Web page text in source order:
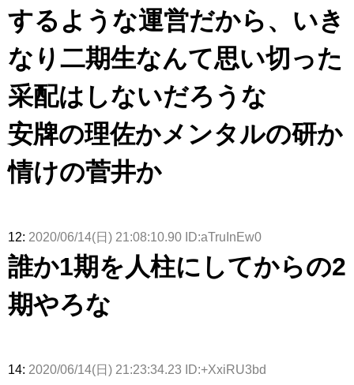
するような運営だから、いき
なり二期生なんて思い切った
采配はしないだろうな
安牌の理佐かメンタルの研か
情けの菅井か
12: 2020/06/14(日) 21:08:10.90 ID:aTruInEw0
誰か1期を人柱にしてからの2
期やろな
14: 2020/06/14(日) 21:23:34.23 ID:+XxiRU3bd